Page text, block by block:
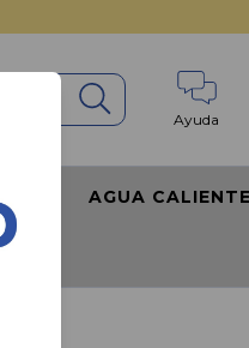
Ayuda
AGUA